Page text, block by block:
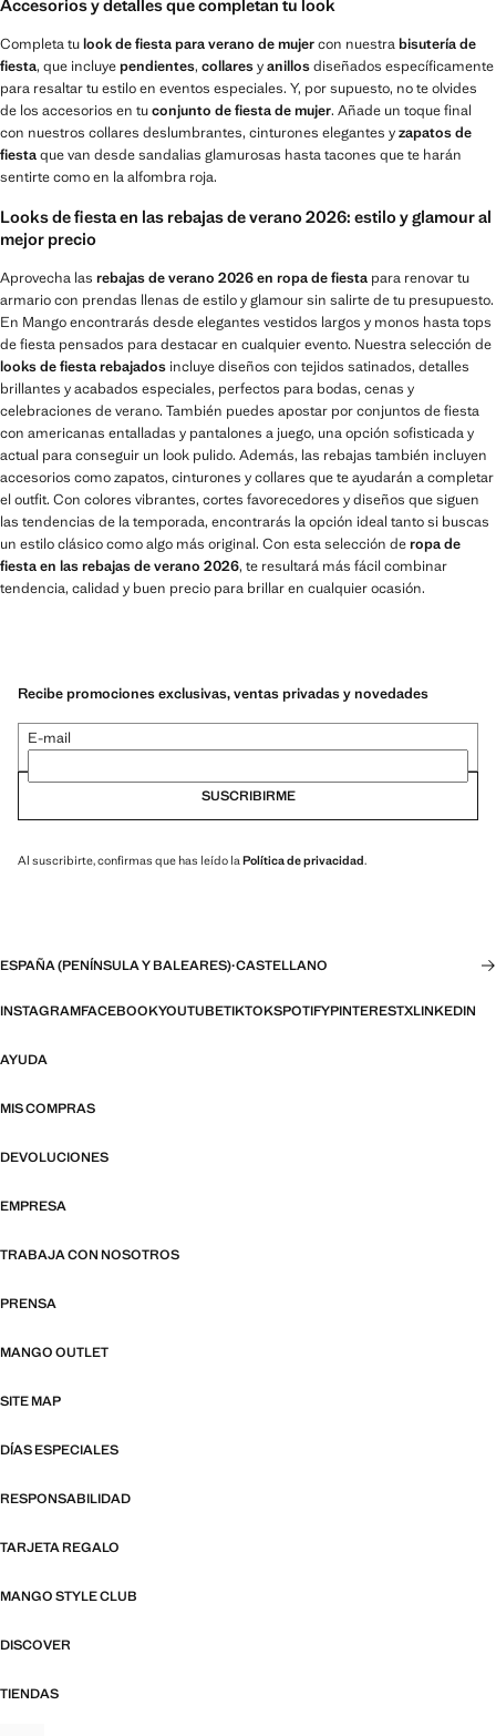
Accesorios y detalles que completan tu look
Completa tulook de fiesta para verano de mujercon nuestrabisutería de
fiesta, que incluyependientes, collaresyanillosdiseñados específicamente
para resaltar tu estilo en eventos especiales. Y, por supuesto, no te olvides
de los accesorios en tuconjunto de fiesta de mujer. Añade un toque final
con nuestros collares deslumbrantes, cinturones elegantes yzapatos de
fiestaque van desde sandalias glamurosas hasta tacones que te harán
sentirte como en la alfombra roja.
Looks de fiesta en las rebajas de verano 2026: estilo y glamour al
mejor precio
Aprovecha las rebajas de verano 2026 en ropa de fiesta para renovar tu
armario con prendas llenas de estilo y glamour sin salirte de tu presupuesto.
En Mango encontrarás desde elegantes vestidos largos y monos hasta tops
de fiesta pensados para destacar en cualquier evento. Nuestra selección de
looks de fiesta rebajados incluye diseños con tejidos satinados, detalles
brillantes y acabados especiales, perfectos para bodas, cenas y
celebraciones de verano. También puedes apostar por conjuntos de fiesta
con americanas entalladas y pantalones a juego, una opción sofisticada y
actual para conseguir un look pulido. Además, las rebajas también incluyen
accesorios como zapatos, cinturones y collares que te ayudarán a completar
el outfit. Con colores vibrantes, cortes favorecedores y diseños que siguen
las tendencias de la temporada, encontrarás la opción ideal tanto si buscas
un estilo clásico como algo más original. Con esta selección deropa de
fiesta en las rebajas de verano 2026, te resultará más fácil combinar
tendencia, calidad y buen precio para brillar en cualquier ocasión.
Recibe promociones exclusivas, ventas privadas y novedades
E-mail
SUSCRIBIRME
Al suscribirte, confirmas que has leído la Política de privacidad.
ESPAÑA (PENÍNSULA Y BALEARES)·CASTELLANO
INSTAGRAMFACEBOOKYOUTUBETIKTOKSPOTIFYPINTERESTXLINKEDIN
AYUDA
MIS COMPRAS
DEVOLUCIONES
EMPRESA
TRABAJA CON NOSOTROS
PRENSA
MANGO OUTLET
SITE MAP
DÍAS ESPECIALES
RESPONSABILIDAD
TARJETA REGALO
MANGO STYLE CLUB
DISCOVER
TIENDAS